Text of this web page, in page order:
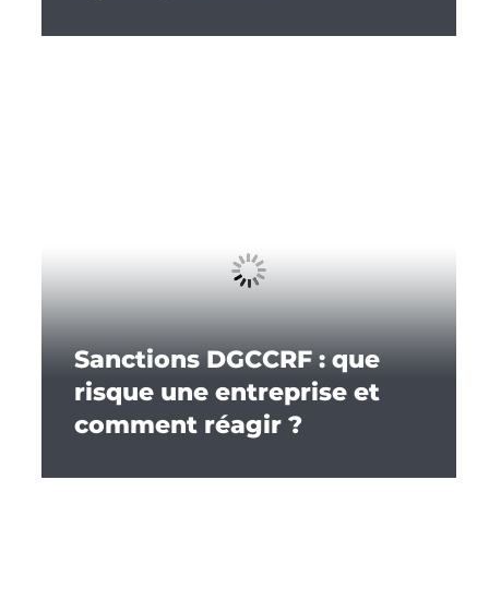
Sanctions DGCCRF : que
risque une entreprise et
comment réagir ?